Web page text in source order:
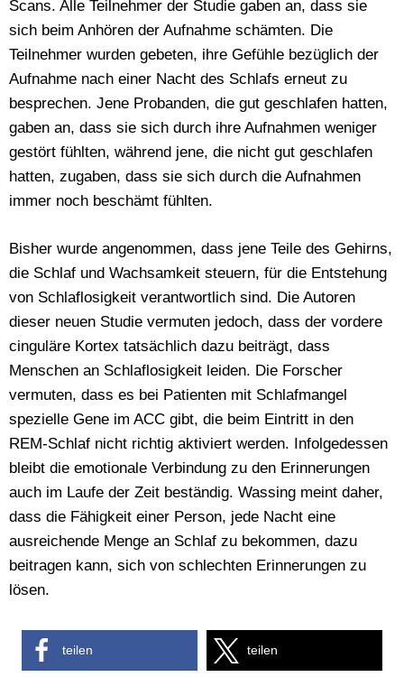
Scans. Alle Teilnehmer der Studie gaben an, dass sie
sich beim Anhören der Aufnahme schämten. Die
Teilnehmer wurden gebeten, ihre Gefühle bezüglich der
Aufnahme nach einer Nacht des Schlafs erneut zu
besprechen. Jene Probanden, die gut geschlafen hatten,
gaben an, dass sie sich durch ihre Aufnahmen weniger
gestört fühlten, während jene, die nicht gut geschlafen
hatten, zugaben, dass sie sich durch die Aufnahmen
immer noch beschämt fühlten.
Bisher wurde angenommen, dass jene Teile des Gehirns,
die Schlaf und Wachsamkeit steuern, für die Entstehung
von Schlaflosigkeit verantwortlich sind. Die Autoren
dieser neuen Studie vermuten jedoch, dass der vordere
cinguläre Kortex tatsächlich dazu beiträgt, dass
Menschen an Schlaflosigkeit leiden. Die Forscher
vermuten, dass es bei Patienten mit Schlafmangel
spezielle Gene im ACC gibt, die beim Eintritt in den
REM-Schlaf nicht richtig aktiviert werden. Infolgedessen
bleibt die emotionale Verbindung zu den Erinnerungen
auch im Laufe der Zeit beständig. Wassing meint daher,
dass die Fähigkeit einer Person, jede Nacht eine
ausreichende Menge an Schlaf zu bekommen, dazu
beitragen kann, sich von schlechten Erinnerungen zu
lösen.
teilen teilen